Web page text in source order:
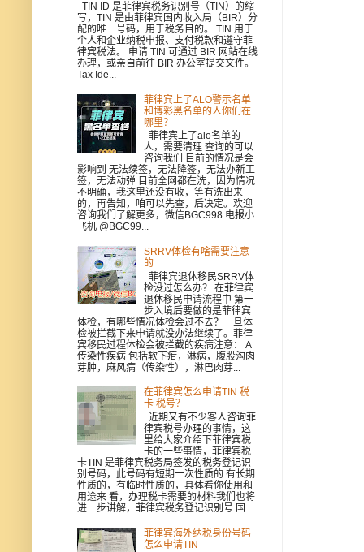
TIN ID 是菲律宾税务识别号（TIN）的缩
写，TIN 是由菲律宾国内收入局（BIR）分
配的唯一号码，用于税务目的。 TIN 用于
个人和企业纳税申报、支付税款和遵守菲
律宾税法。 申请 TIN 可通过 BIR 网站在线
办理，或亲自前往 BIR 办公室提交文件。
Tax Ide...
菲律宾上了ALO警示名单
和博彩黑名单的人你们在
哪里？
菲律宾上了alo名单的
人，需要清理 查询的可以
咨询我们 目前的情况是会
影响到 无法续签，无法降签，无法办新工
签，无法动弹 目前全网都在洗，因为情况
不明确，我这里还没有收，等有洗出来
的，再告知，咱可以先查，后决定。欢迎
咨询我们了解更多，微信BGC998 电报小
飞机 @BGC99...
SRRV体检有啥需要注意
的
菲律宾退休移民SRRV体
检没过怎么办？ 在菲律宾
退休移民申请流程中 第一
步入境后要做的是菲律宾
体检，有哪些情况体检会过不去？一旦体
检被拦截下来申请就没办法继续了。菲律
宾移民过程体检会被拦截的疾病注意： A
传染性疾病 包括软下疳，淋病，腹股沟肉
芽肿，麻风病（传染性），淋巴肉芽...
在菲律宾怎么申请TIN 税
卡 税号？
近期又有不少客人咨询菲
律宾税号办理的事情，这
里给大家介绍下菲律宾税
卡的一些事情，菲律宾税
卡TIN 是菲律宾税务局签发的税务登记识
别号码，此号码有短期一次性质的 有长期
性质的，有临时性质的，具体看你使用和
用途来 看，办理税卡需要的材料我们也将
进一步讲解，菲律宾税务登记识别号 国...
菲律宾海外纳税身份号码
怎么申请TIN